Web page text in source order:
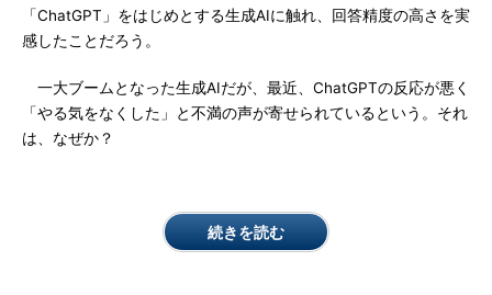
「ChatGPT」をはじめとする生成AIに触れ、回答精度の高さを実
感したことだろう。
一大ブームとなった生成AIだが、最近、ChatGPTの反応が悪く
「やる気をなくした」と不満の声が寄せられているという。それ
は、なぜか？
続きを読む